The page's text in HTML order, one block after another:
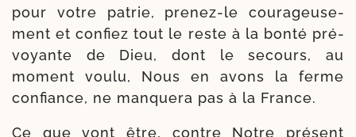
pour votre patrie, prenez-​le cou­ra­geu­se­
ment et confiez tout le reste à la bon­té pré­
voyante de Dieu, dont le secours, au
moment vou­lu, Nous en avons la ferme
confiance, ne man­que­ra pas à la France.
Ce que vont être, contre Notre pré­sent